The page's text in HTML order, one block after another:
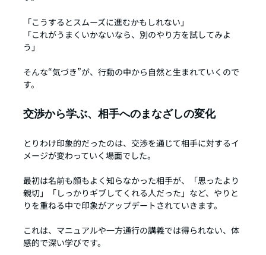
「こうするとスムーズに進むかもしれない」
「これがうまくいかないなら、別のやり方を試してみよ
う」
そんな“気づき”が、行動の中から自然と生まれていくので
す。
交渉から学ぶ、相手へのまなざしの変化
とりわけ印象的だったのは、交渉を通じて相手に対するイ
メージが変わっていく場面でした。
最初は名前も顔もよく知らなかった相手が、「思ったより
親切」「しっかりギブしてくれる人だった」など、やりと
りを重ねる中で印象がアップデートされていきます。
これは、マニュアルや一方通行の講義では得られない、体
感的で深い学びです。